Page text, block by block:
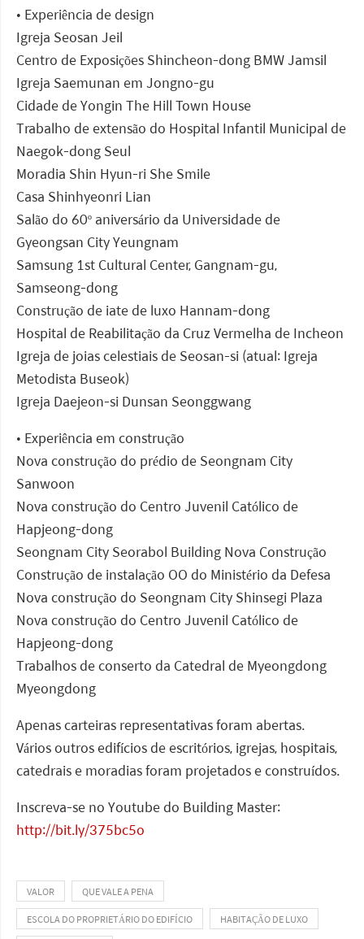
• Experiência de design
Igreja Seosan Jeil
Centro de Exposições Shincheon-dong BMW Jamsil
Igreja Saemunan em Jongno-gu
Cidade de Yongin The Hill Town House
Trabalho de extensão do Hospital Infantil Municipal de
Naegok-dong Seul
Moradia Shin Hyun-ri She Smile
Casa Shinhyeonri Lian
Salão do 60º aniversário da Universidade de
Gyeongsan City Yeungnam
Samsung 1st Cultural Center, Gangnam-gu,
Samseong-dong
Construção de iate de luxo Hannam-dong
Hospital de Reabilitação da Cruz Vermelha de Incheon
Igreja de joias celestiais de Seosan-si (atual: Igreja
Metodista Buseok)
Igreja Daejeon-si Dunsan Seonggwang
• Experiência em construção
Nova construção do prédio de Seongnam City
Sanwoon
Nova construção do Centro Juvenil Católico de
Hapjeong-dong
Seongnam City Seorabol Building Nova Construção
Construção de instalação OO do Ministério da Defesa
Nova construção do Seongnam City Shinsegi Plaza
Nova construção do Centro Juvenil Católico de
Hapjeong-dong
Trabalhos de conserto da Catedral de Myeongdong
Myeongdong
Apenas carteiras representativas foram abertas.
Vários outros edifícios de escritórios, igrejas, hospitais,
catedrais e moradias foram projetados e construídos.
Inscreva-se no Youtube do Building Master:
http://bit.ly/375bc5o
VALOR
QUE VALE A PENA
ESCOLA DO PROPRIETÁRIO DO EDIFÍCIO
HABITAÇÃO DE LUXO